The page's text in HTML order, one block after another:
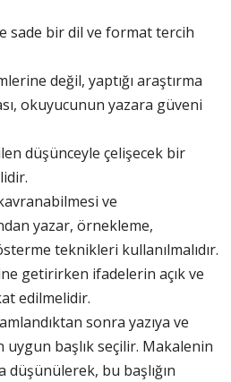
sade bir dil ve format tercih
değil, yaptığı araştırma
okuyucunun yazara güveni
düşünceyle çelişecek bir
ve
yazar, örnekleme,
teknikleri kullanılmalıdır.
getirirken ifadelerin açık ve
edilmelidir.
sonra yazıya ve
uygun başlık seçilir. Makalenin
düşünülerek, bu başlığın